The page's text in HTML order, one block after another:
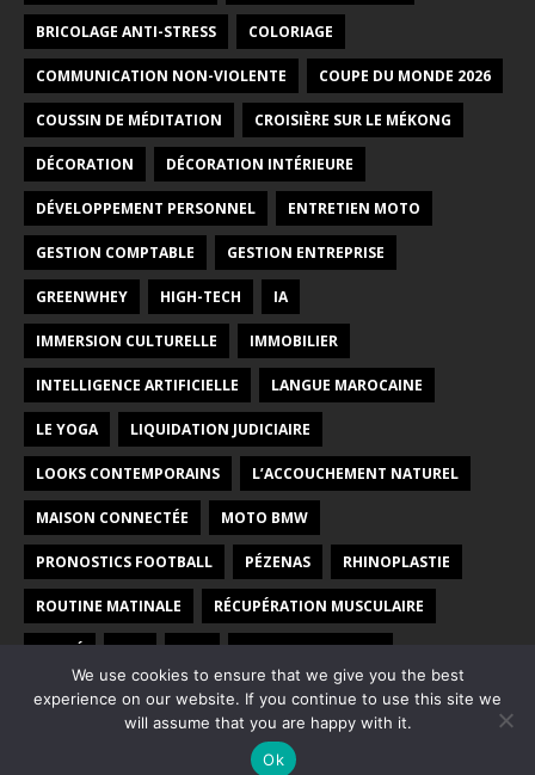
BRICOLAGE ANTI-STRESS COLORIAGE
COMMUNICATION NON-VIOLENTE COUPE DU MONDE 2026
COUSSIN DE MÉDITATION CROISIÈRE SUR LE MÉKONG
DÉCORATION DÉCORATION INTÉRIEURE
DÉVELOPPEMENT PERSONNEL ENTRETIEN MOTO
GESTION COMPTABLE GESTION ENTREPRISE
GREENWHEY HIGH-TECH IA
IMMERSION CULTURELLE IMMOBILIER
INTELLIGENCE ARTIFICIELLE LANGUE MAROCAINE
LE YOGA LIQUIDATION JUDICIAIRE
LOOKS CONTEMPORAINS L’ACCOUCHEMENT NATUREL
MAISON CONNECTÉE MOTO BMW
PRONOSTICS FOOTBALL PÉZENAS RHINOPLASTIE
ROUTINE MATINALE RÉCUPÉRATION MUSCULAIRE
SANTÉ SEO SITE VOYAGE AU MAROC
YOGA PRÉNATAL ÉCOLE ÉNERGIE VERTE
We use cookies to ensure that we give you the best
experience on our website. If you continue to use this site we
will assume that you are happy with it.
Ok